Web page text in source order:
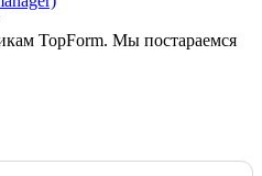
TopForm. Мы постараемся